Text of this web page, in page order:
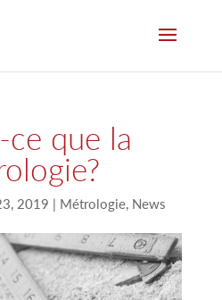
ce que la
2019 | Métrologie, News